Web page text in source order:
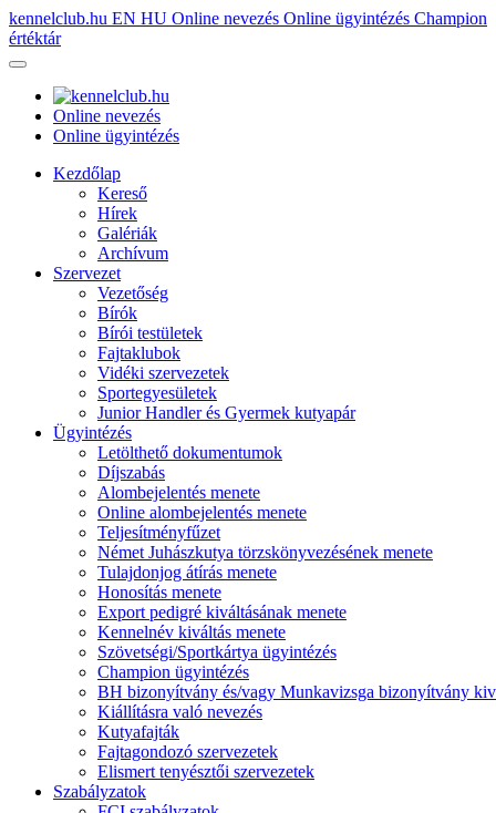
kennelclub.hu EN HU Online nevezés Online ügyintézés Champion
értéktár
Online nevezés
Online ügyintézés
Kezdőlap
Kereső
Hírek
Galériák
Archívum
Szervezet
Vezetőség
Bírók
Bírói testületek
Fajtaklubok
Vidéki szervezetek
Sportegyesületek
Junior Handler és Gyermek kutyapár
Ügyintézés
Letölthető dokumentumok
Díjszabás
Alombejelentés menete
Online alombejelentés menete
Teljesítményfűzet
Német Juhászkutya törzskönyvezésének menete
Tulajdonjog átírás menete
Honosítás menete
Export pedigré kiváltásának menete
Kennelnév kiváltás menete
Szövetségi/Sportkártya ügyintézés
Champion ügyintézés
BH bizonyítvány és/vagy Munkavizsga bizonyítvány
Kiállításra való nevezés
Kutyafajták
Fajtagondozó szervezetek
Elismert tenyésztői szervezetek
Szabályzatok